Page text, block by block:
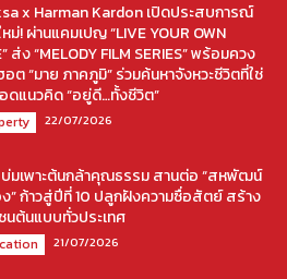
x Harman Kardon เปิดประสบการณ์
ม่! ผ่านแคมเปญ “LIVE YOUR OWN
ส่ง “MELODY FILM SERIES” พร้อมควง
ต “มาย ภาคภูมิ” ร่วมค้นหาจังหวะชีวิตที่ใช่
ดแนวคิด “อยู่ดี…ทั้งชีวิต”
22/07/2026
บ่มเพาะต้นกล้าคุณธรรม สานต่อ “สหพัฒน์
” ก้าวสู่ปีที่ 10 ปลูกฝังความซื่อสัตย์ สร้าง
นต้นแบบทั่วประเทศ
21/07/2026